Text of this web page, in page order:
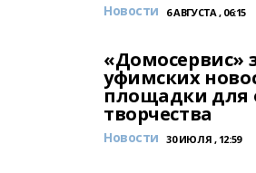
Новости 6 АВГУСТА , 06:15
«Домосервис»
уфимских
площадки для
творчества
Новости 30 ИЮЛЯ , 12:59